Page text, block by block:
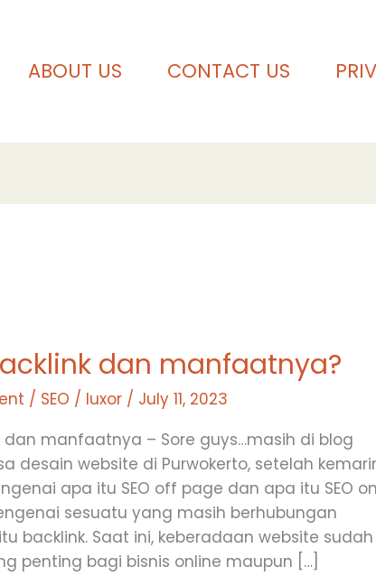
ABOUT US CONTACT US
dan manfaatnya?
/ SEO / luxor / July 11, 2023
dan manfaatnya – Sore guys…masih di blog
desain website di Purwokerto, setelah
apa itu SEO off page dan apa itu SEO on
sesuatu yang masih berhubungan
backlink. Saat ini, keberadaan website sudah
penting bagi bisnis online maupun […]